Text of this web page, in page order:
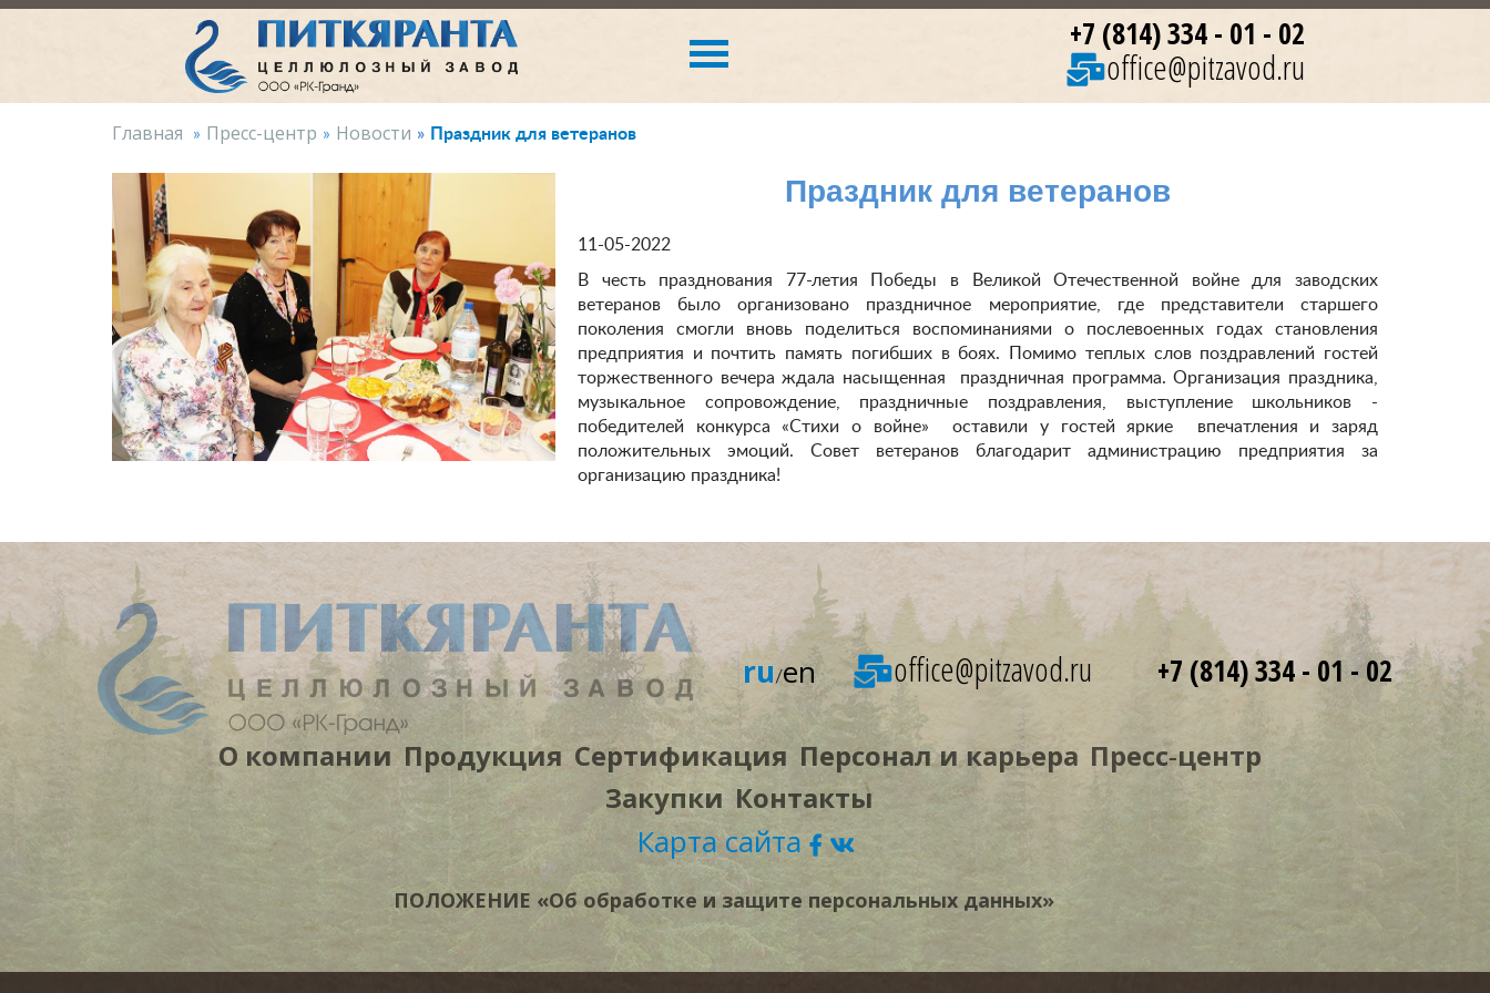
+7 (814) 334 - 01 - 02
office@pitzavod.ru
Главная Пресс-центр Новости Праздник для ветеранов
Праздник для ветеранов
11-05-2022
В честь празднования 77-летия Победы в Великой Отечественной войне для заводских
ветеранов было организовано праздничное мероприятие, где представители старшего
поколения смогли вновь поделиться воспоминаниями о послевоенных годах становления
предприятия и почтить память погибших в боях. Помимо теплых слов поздравлений гостей
торжественного вечера ждала насыщенная праздничная программа. Организация праздника,
музыкальное сопровождение, праздничные поздравления, выступление школьников -
победителей конкурса «Стихи о войне» оставили у гостей яркие впечатления и заряд
положительных эмоций. Совет ветеранов благодарит администрацию предприятия за
организацию праздника!
office@pitzavod.ru +7 (814) 334 - 01 - 02
ru/en
О компании Продукция Сертификация Персонал и карьера Пресс‑центр
Закупки Контакты
Карта сайта
ПОЛОЖЕНИЕ «Об обработке и защите персональных данных»